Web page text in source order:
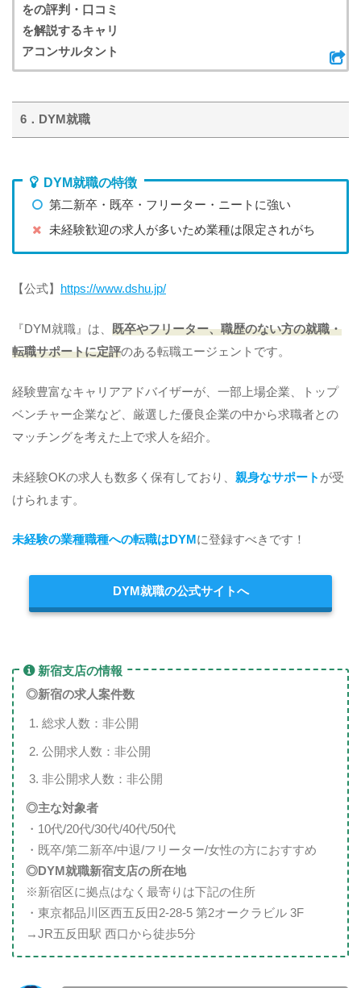
6．DYM就職
DYM就職の特徴
第二新卒・既卒・フリーター・ニートに強い
未経験歓迎の求人が多いため業種は限定されがち
【公式】 https://www.dshu.jp/
『DYM就職』は、 既卒やフリーター、職歴のない方の就職・
転職サポートに定評のある転職エージェントです。
経験豊富なキャリアアドバイザーが、一部上場企業、トップ
ベンチャー企業など、厳選した優良企業の中から求職者との
マッチングを考えた上で求人を紹介。
未経験OKの求人も数多く保有しており、 親身なサポート が受
けられます。
未経験の業種職種への転職はDYM に登録すべきです！
DYM就職の公式サイトへ
新宿支店の情報
◎新宿の求人案件数
総求人数：非公開
公開求人数：非公開
非公開求人数：非公開
◎主な対象者
・10代/20代/30代/40代/50代
・既卒/第二新卒/中退/フリーター/女性の方におすすめ
◎DYM就職新宿支店の所在地
※新宿区に拠点はなく最寄りは下記の住所
・東京都品川区西五反田2-28-5 第2オークラビル 3F
→JR五反田駅 西口から徒歩5分